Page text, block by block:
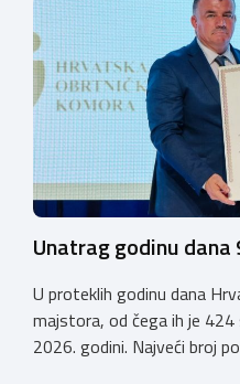
poslijepodnevnim, uz
domaćina. Tijekom subote,
predavanja, interaktivne
aktualne teme. […]
Unatrag godinu
U proteklih godinu dana
majstora, od čega ih je
2026. godini. Najveći broj